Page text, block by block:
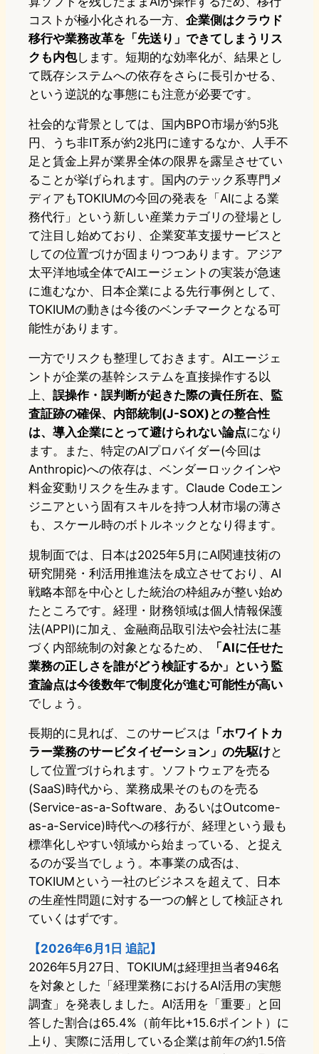
コストが極小化される一方、 企業側はクラウド
移行や業務改革を「先送り」できてしまうリス
クも内包します。短期的な効率化が、結果とし
て既存システムへの依存をさらに長引かせる、
という逆説的な事態にも注意が必要です。
社会的な背景としては、国内BPO市場が約5兆
円、うち非IT系が約2兆円に達するなか、人手不
足と賃金上昇が業界全体の限界を露呈させてい
ることが挙げられます。国内のテック系専門メ
ディアもTOKIUMの今回の発表を「AIによる業
務代行」という新しい産業カテゴリの登場とし
て注目し始めており、企業変革支援サービスと
しての位置づけが固まりつつあります。アジア
太平洋地域全体でAIエージェントの実装が急速
に進むなか、日本企業による先行事例として、
TOKIUMの動きは今後のベンチマークとなる可
能性があります。
一方でリスクも整理しておきます。AIエージェ
ントが企業の基幹システムを直接操作する以
上、 誤操作・誤判断が起きた際の責任所在、監
査証跡の確保、内部統制(J-SOX)との整合性
は、導入企業にとって避けられない論点になり
ます。また、特定のAIプロバイダー(今回は
Anthropic)への依存は、ベンダーロックインや
料金変動リスクを生みます。Claude Codeエン
ジニアという固有スキルを持つ人材市場の薄さ
も、スケール時のボトルネックとなり得ます。
規制面では、日本は2025年5月にAI関連技術の
研究開発・利活用推進法を成立させており、AI
戦略本部を中心とした統治の枠組みが整い始め
たところです。経理・財務領域は個人情報保護
法(APPI)に加え、金融商品取引法や会社法に基
づく内部統制の対象となるため、
「AIに任せた
業務の正しさを誰がどう検証するか」という監
査論点は今後数年で制度化が進む可能性が高い
でしょう。
長期的に見れば、このサービスは 「ホワイトカ
ラー業務のサービタイゼーション」の先駆けと
して位置づけられます。ソフトウェアを売る
(SaaS)時代から、業務成果そのものを売る
(Service-as-a-Software、あるいはOutcome-
as-a-Service)時代への移行が、経理という最も
標準化しやすい領域から始まっている、と捉え
るのが妥当でしょう。本事業の成否は、
TOKIUMという一社のビジネスを超えて、日本
の生産性問題に対する一つの解として検証され
ていくはずです。
【2026年6月1日 追記】
2026年5月27日、TOKIUMは経理担当者946名
を対象とした「経理業務におけるAI活用の実態
調査」を発表しました。AI活用を「重要」と回
答した割合は65.4%（前年比+15.6ポイント）に
上り、実際に活用している企業は前年の約1.5倍